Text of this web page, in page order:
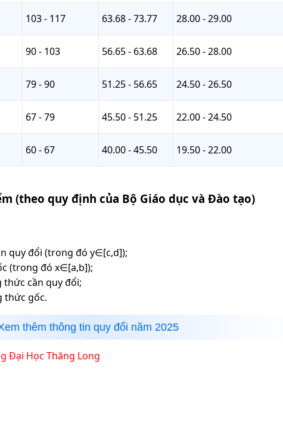
103 - 117 63.68 - 73.77
28.00 - 29.00
90 - 103 56.65 - 63.68
26.50 - 28.00
79 - 90 51.25 - 56.65
24.50 - 26.50
67 - 79 45.50 - 51.25
22.00 - 24.50
60 - 67 40.00 - 45.50 19.50 - 22.00
(theo quy định của Bộ Giáo dục và Đào tạo)
quy đổi (trong đó y∈[c,d]);
(trong đó x∈[a,b]);
thức cần quy đổi;
thức gốc.
thêm thông tin quy đổi năm 2025
Đại Học Thăng Long